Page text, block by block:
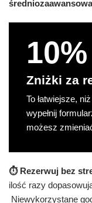
10%
Zniżki za
To łatwiejsze,
wypełnij
możesz
⏱︎ Rezerwuj bez
ilość razy
Niewykorzystane